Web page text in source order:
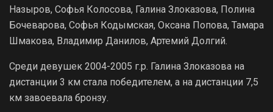
Назыров, Софья Колосова, Галина Злоказова, Полина
Бочеварова, Софья Кодымская, Оксана Попова, Тамара
Шмакова, Владимир Данилов, Артемий Долгий.
Среди девушек 2004-2005 г.р. Галина Злоказова на
дистанции 3 км стала победителем, а на дистанции 7,5
км завоевала бронзу.